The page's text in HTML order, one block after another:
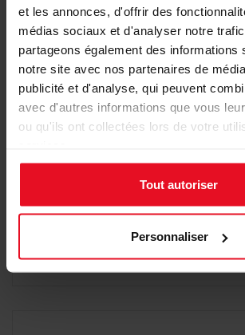
et les annonces, d'offrir des
médias sociaux et d'analyser notre
partageons également des informations
notre site avec nos partenaires de
publicité et d'analyse, qui peuvent
avec d'autres informations que vous
ou qu'ils ont collectées lors de votre
Tout autoriser
Personnaliser
Carte de vœux Dream Big et
1,40 € 1,76 €